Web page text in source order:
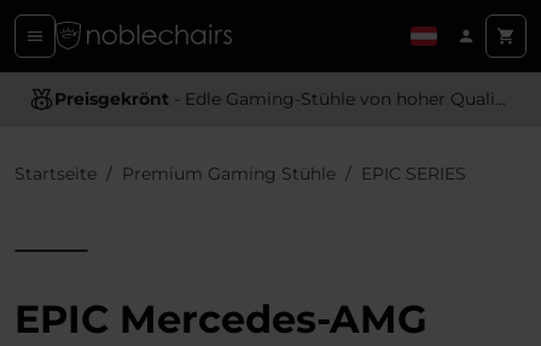
Ergonomisches Design- Bietet optimale Unterstützung und Komfort
Startseite Premium Gaming Stühle EPIC SERIES
EPIC Mercedes-AMG